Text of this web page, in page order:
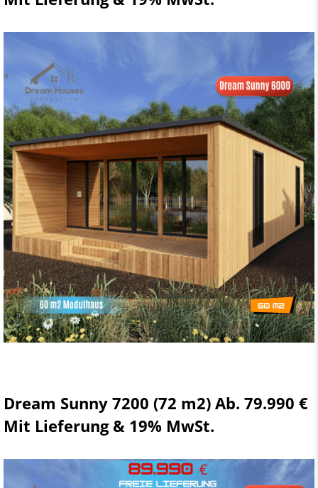
Dream Sunny 7200 (72 m2) Ab. 79.990 €
Mit Lieferung & 19% MwSt.